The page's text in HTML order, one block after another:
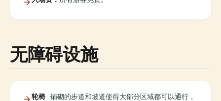
无障碍设施
轮椅 铺砌的步道和坡道使得大部分区域都可以通行，